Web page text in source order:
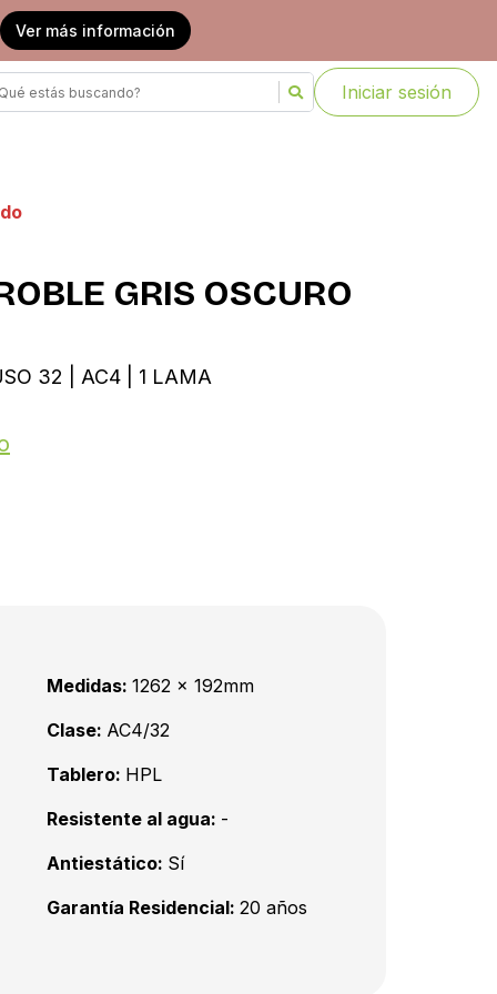
Ver más información
Iniciar sesión
GRIS OSCURO
32 | AC4 | 1 LAMA
Medidas: 1262 x 192mm
Clase: AC4/32
Tablero: HPL
Resistente al agua: -
Antiestático: Sí
Garantía Residencial: 20 años